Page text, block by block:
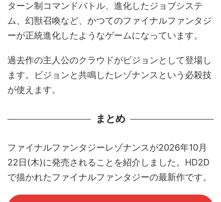
ターン制コマンドバトル、進化したジョブシステ
ム、幻獣召喚など、かつてのファイナルファンタジ
ーが正統進化したようなゲームになっています。
過去作の主人公のクラウドがビジョンとして登場し
ます。ビジョンと共鳴したレゾナンスという必殺技
が使えます。
まとめ
ファイナルファンタジーレゾナンスが2026年10月
22日(木)に発売されることを紹介しました。HD2D
で描かれたファイナルファンタジーの最新作です。